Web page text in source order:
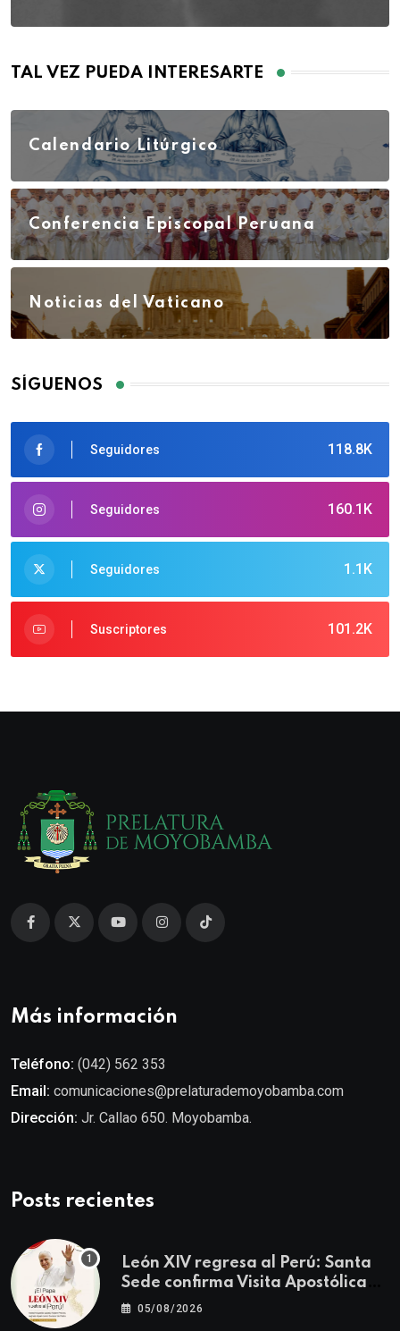
TAL VEZ PUEDA INTERESARTE
Calendario Litúrgico
Conferencia Episcopal Peruana
Noticias del Vaticano
SÍGUENOS
118.8K
Seguidores
160.1K
Seguidores
1.1K
Seguidores
101.2K
Suscriptores
Más información
Teléfono: (042) 562 353
Email: comunicaciones@prelaturademoyobamba.com
Dirección: Jr. Callao 650. Moyobamba.
Posts recientes
León XIV regresa al Perú: Santa
Sede confirma Visita Apostólica
del 11 al 17 de noviembre
05/08/2026